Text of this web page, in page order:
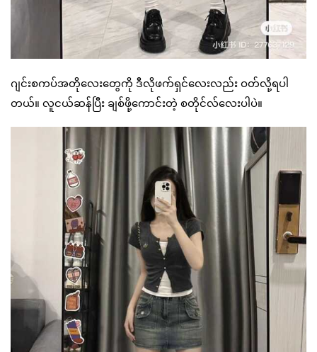
ဂျင်းစကပ်အတိုလေးတွေကို ဒီလိုဖက်ရှင်လေးလည်း ဝတ်လို့ရပါ
တယ်။ လူငယ်ဆန်ပြီး ချစ်ဖို့ကောင်းတဲ့ စတိုင်လ်လေးပါပဲ။